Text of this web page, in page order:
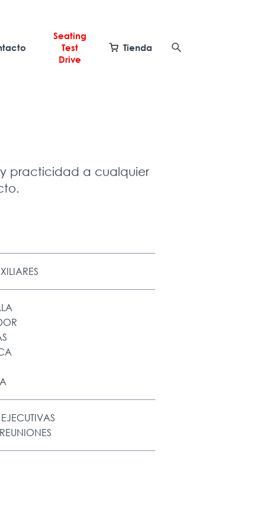
Seating
Test
Drive
Tienda
y practicidad a cualquier